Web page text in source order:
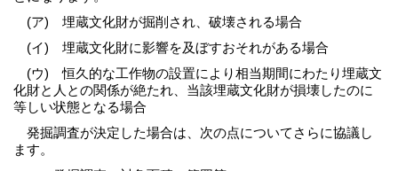
(ア) 埋蔵文化財が掘削され、破壊される場合
(イ) 埋蔵文化財に影響を及ぼすおそれがある場合
(ウ) 恒久的な工作物の設置により相当期間にわたり埋蔵文
化財と人との関係が絶たれ、当該埋蔵文化財が損壊したのに
等しい状態となる場合
発掘調査が決定した場合は、次の点についてさらに協議し
ます。